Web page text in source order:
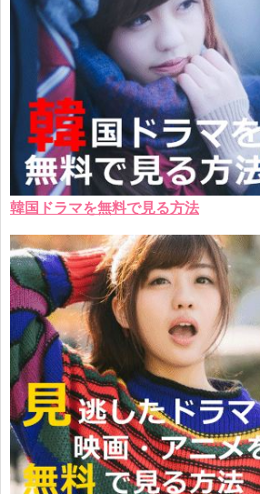
韓国ドラマを無料で見る方法